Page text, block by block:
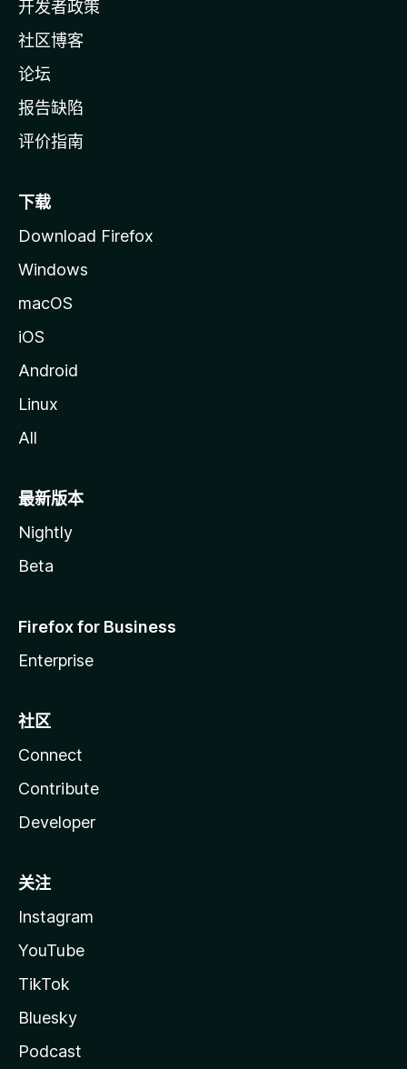
开发者政策
社区博客
论坛
报告缺陷
评价指南
下载
Download Firefox
Windows
macOS
iOS
Android
Linux
All
最新版本
Nightly
Beta
Firefox for Business
Enterprise
社区
Connect
Contribute
Developer
关注
Instagram
YouTube
TikTok
Bluesky
Podcast